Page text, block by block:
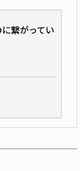
繋がってい